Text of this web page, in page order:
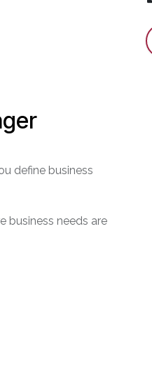
define business
business needs are